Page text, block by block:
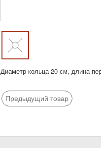
Диаметр кольца 20 см, длина
Предыдущий товар